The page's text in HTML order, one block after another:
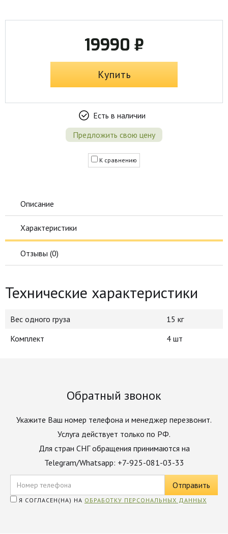
19990 ₽
Купить
Есть в наличии
Предложить свою цену
К сравнению
Описание
Характеристики
Отзывы (0)
Технические характеристики
Вес одного груза
15 кг
Комплект
4 шт
Обратный звонок
Укажите Ваш номер телефона и менеджер перезвонит.
Услуга действует только по РФ.
Для стран СНГ обращения принимаются на
Telegram/Whatsapp: +7-925-081-03-33
Я СОГЛАСЕН(НА) НА ОБРАБОТКУ ПЕРСОНАЛЬНЫХ ДАННЫХ